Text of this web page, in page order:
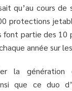
qu’au cours de
protections
partie des 10
année sur
la
que ce duo